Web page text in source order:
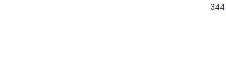
344